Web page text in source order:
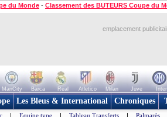
du Monde - Classement des BUTEURS Coupe du
emplacement
ManCity Barca Real Atletico Milan Juve Inter
Les Bleus & International Chroniques
| Equipe type | Tableau Transferts | Palmarès